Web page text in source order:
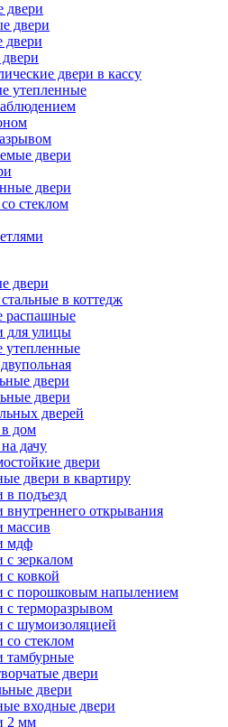
двери
двери
двери
двери в кассу
утепленные
двери
двери
стеклом
двери
в коттедж
распашные
для улицы
утепленные
двери
двери
дверей
в дом
дачу
двери
двери в квартиру
в подъезд
внутреннего открывания
массив
мдф
с зеркалом
с ковкой
с порошковым напылением
с терморазрывом
с шумоизоляцией
со стеклом
тамбурные
двери
двери
входные двери
2 мм